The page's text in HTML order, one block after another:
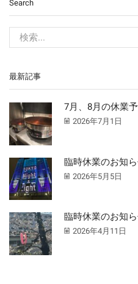
Search
最新記事
7月、8月の休業
2026年7月1日
臨時休業のお知ら
2026年5月5日
臨時休業のお知ら
2026年4月11日